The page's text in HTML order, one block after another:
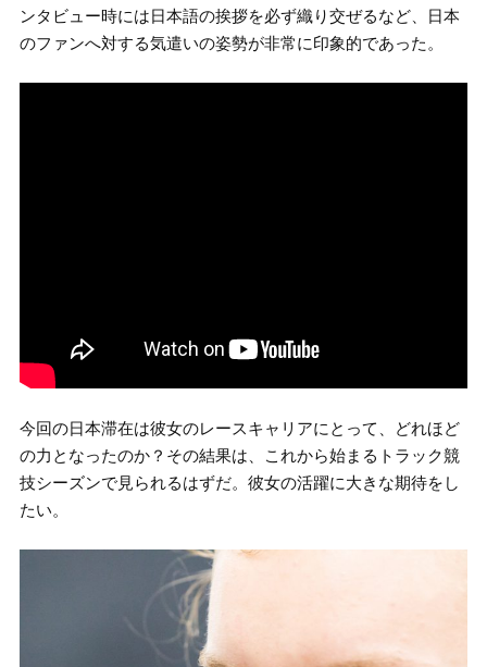
ンタビュー時には日本語の挨拶を必ず織り交ぜるなど、日本
のファンへ対する気遣いの姿勢が非常に印象的であった。
今回の日本滞在は彼女のレースキャリアにとって、どれほど
の力となったのか？その結果は、これから始まるトラック競
技シーズンで見られるはずだ。彼女の活躍に大きな期待をし
たい。